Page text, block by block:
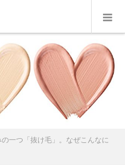
の一つ「抜け毛」。なぜこんなに